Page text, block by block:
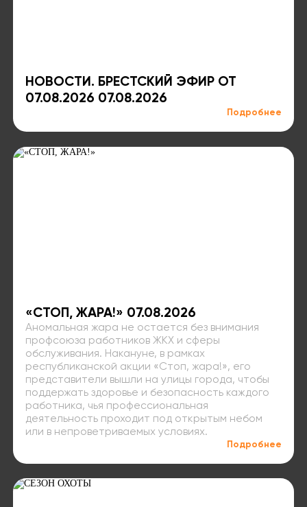
НОВОСТИ. БРЕСТСКИЙ ЭФИР ОТ
07.08.2026 07.08.2026
Подробнее
«СТОП, ЖАРА!» 07.08.2026
Аномальная жара не остается без внимания
профсоюза работников ЖКХ и сферы
обслуживания. Накануне, в рамках
республиканской акции «Стоп, жара!», его
представители вышли на улицы города, чтобы
поддержать здоровье и безопасность каждого
работника, чья профессиональная
деятельность проходит под открытым небом
или в непроветриваемых условиях.
Подробнее